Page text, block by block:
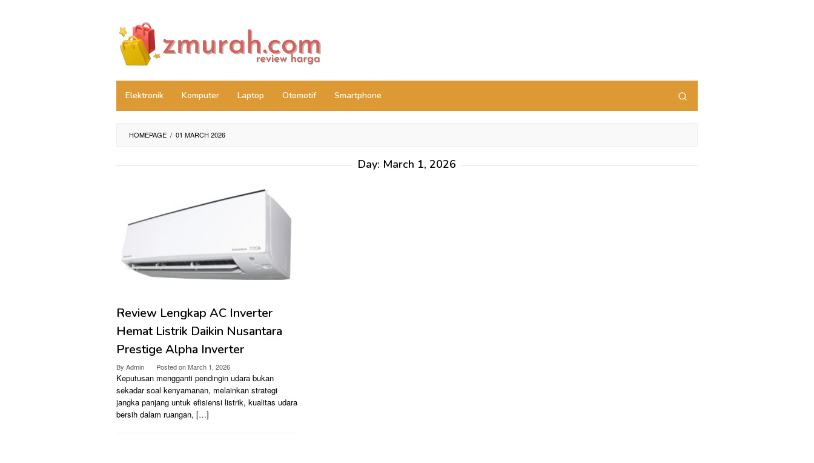
Elektronik Komputer Laptop Otomotif Smartphone
HOMEPAGE / 01 MARCH 2026
Day: March 1, 2026
Review Lengkap AC Inverter
Hemat Listrik Daikin Nusantara
Prestige Alpha Inverter
By Admin Posted onMarch 1, 2026
Keputusan mengganti pendingin udara bukan
sekadar soal kenyamanan, melainkan strategi
jangka panjang untuk efisiensi listrik, kualitas udara
bersih dalam ruangan, […]